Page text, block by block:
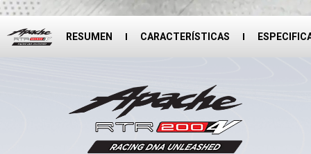
RESUMEN CARACTERÍSTICAS